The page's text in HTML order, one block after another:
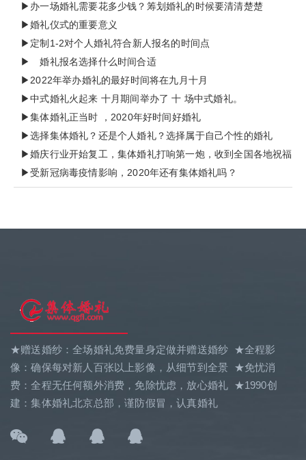
▶办一场婚礼需要花多少钱？筹划婚礼的时候要清清楚楚
▶婚礼仪式的重要意义
▶定制1-2对个人婚礼符合新人报名的时间点
▶ 婚礼报名选择什么时间合适
▶2022年举办婚礼的最好时间将在九月十月
▶中式婚礼火起来 十月期间举办了 十 场中式婚礼。
▶集体婚礼正当时 ，2020年好时间好婚礼
▶选择集体婚礼？还是个人婚礼？选择属于自己个性的婚礼
▶婚庆行业开始复工，集体婚礼打响第一炮，收到全国各地祝福
▶受新冠病毒疫情影响，2020年还有集体婚礼吗？
★赠送婚纱：全场婚礼免费量身定做并赠送婚纱 ★全程影
像：确保每对新人百张以上影像，从细节到全景 ★免忧消
费：全程无任何额外消费，免除忧虑，放心婚礼 ★1990创
建：集体婚礼北京总部，谨防假冒，认真婚礼